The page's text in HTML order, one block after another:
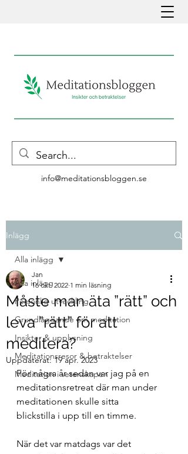
info@meditationsbloggen.se
Inlägg
Alla inlägg
Personlig utveckling
Grundläggande om meditation
Insikter & upplysning
Meditationsresor & betraktelser
Meditation i vetenskapen
Alla inlägg
Måste man äta ”rätt” och
leva ”rätt” för att
meditera?
Jan
16 okt. 2022 1 min läsning
Uppdaterat:19 apr. 2023
För några år sedan var jag på en
meditationsretreat där man under
meditationen skulle sitta
blickstilla i upp till en timme.
När det var matdags var det